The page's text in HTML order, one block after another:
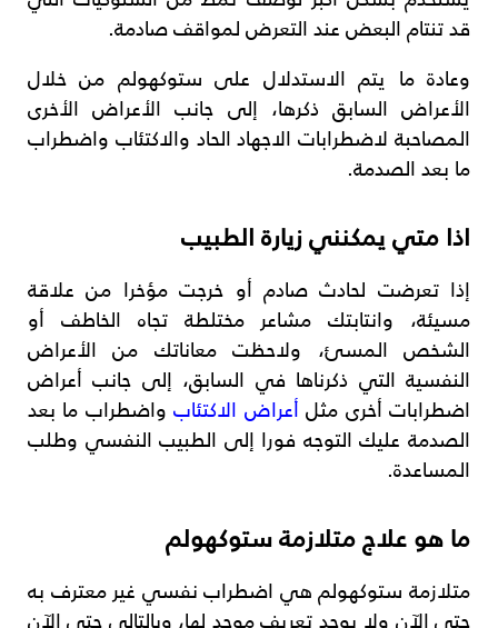
قد تنتام البعض عند التعرض لمواقف صادمة.
وعادة ما يتم الاستدلال على ستوكهولم من خلال
الأعراض السابق ذكرها، إلى جانب الأعراض الأخرى
المصاحبة لاضطرابات الاجهاد الحاد والاكتئاب واضطراب
ما بعد الصدمة.
اذا متي يمكنني زيارة الطبيب
إذا تعرضت لحادث صادم أو خرجت مؤخرا من علاقة
مسيئة، وانتابتك مشاعر مختلطة تجاه الخاطف أو
الشخص المسئ، ولاحظت معاناتك من الأعراض
النفسية التي ذكرناها في السابق، إلى جانب أعراض
اضطرابات أخرى مثل أعراض الاكتئابواضطراب ما بعد
الصدمة عليك التوجه فورا إلى الطبيب النفسي وطلب
المساعدة.
ما هو علاج متلازمة ستوكهولم
متلازمة ستوكهولم هي اضطراب نفسي غير معترف به
حتى الآن ولا يوجد تعريف موحد لها، وبالتالي حتى الآن